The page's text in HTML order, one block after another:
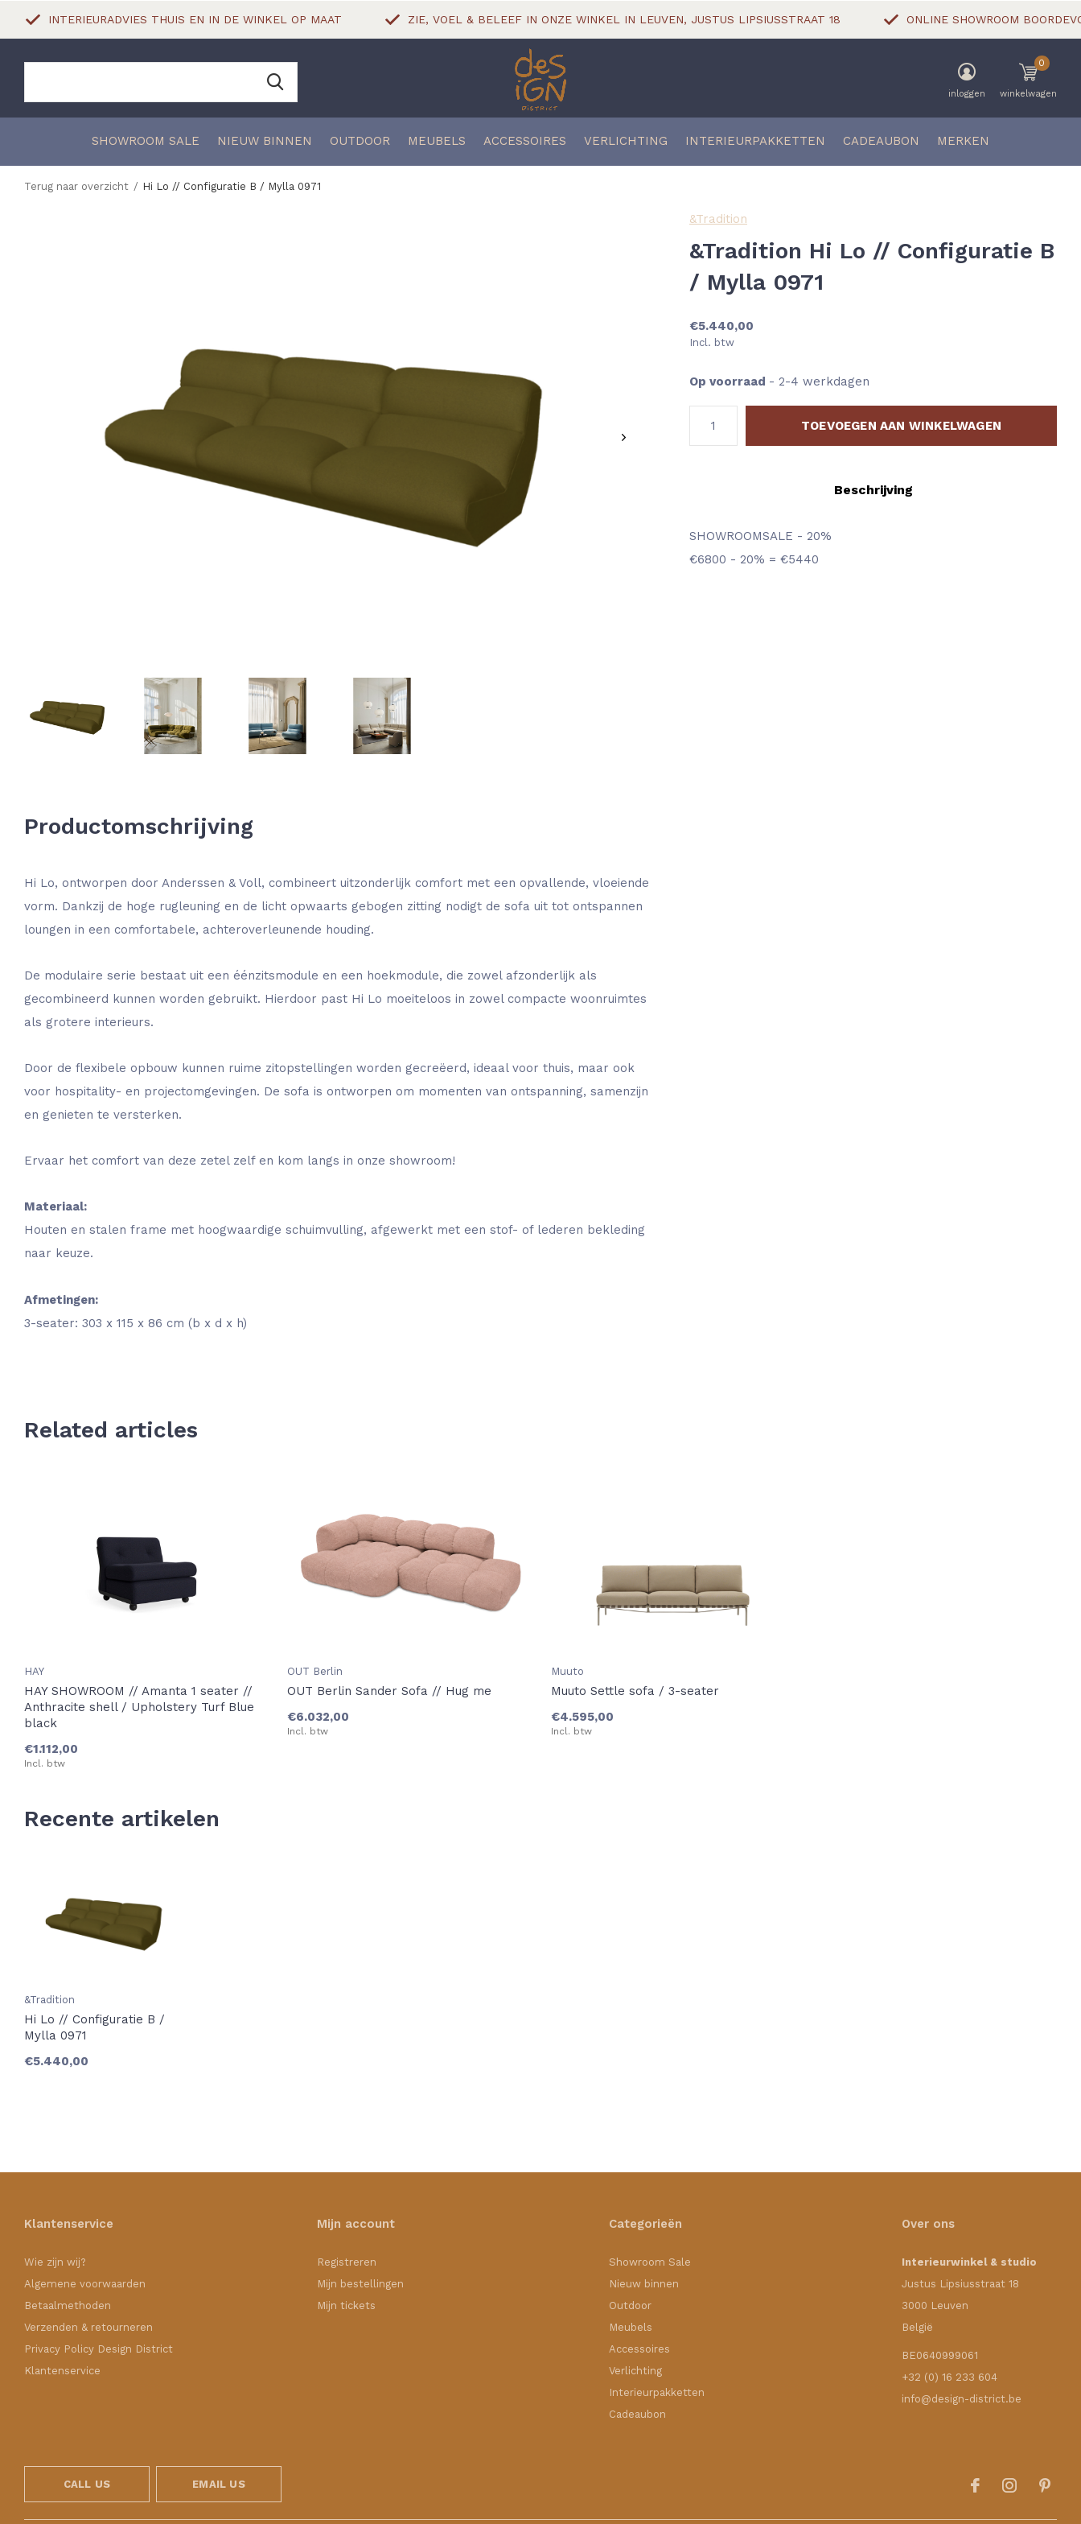
SHOWROOM SALE NIEUW BINNEN OUTDOOR MEUBELS ACCESSOIRES VERLICHTING INTERIEURPAKKETTEN CADEAUBON MERKEN
inloggen winkelwagen
0
INTERIEURADVIES THUIS EN IN DE WINKEL OP MAAT ZIE, VOEL & BELEEF IN ONZE WINKEL IN LEUVEN, JUSTUS LIPSIUSSTRAAT 18 ONLINE SHOWROOM
Terug naar overzicht Hi Lo // Configuratie B / Mylla 0971
&Tradition
&Tradition Hi Lo // Configuratie B
/ Mylla 0971
€5.440,00
Incl. btw
Op voorraad - 2-4 werkdagen
TOEVOEGEN AAN WINKELWAGEN
Beschrijving
SHOWROOMSALE - 20%
€6800 - 20% = €5440
Productomschrijving
Hi Lo, ontworpen door Anderssen & Voll, combineert uitzonderlijk comfort met een opvallende, vloeiende
vorm. Dankzij de hoge rugleuning en de licht opwaarts gebogen zitting nodigt de sofa uit tot ontspannen
loungen in een comfortabele, achteroverleunende houding.
De modulaire serie bestaat uit een éénzitsmodule en een hoekmodule, die zowel afzonderlijk als
gecombineerd kunnen worden gebruikt. Hierdoor past Hi Lo moeiteloos in zowel compacte woonruimtes
als grotere interieurs.
Door de flexibele opbouw kunnen ruime zitopstellingen worden gecreëerd, ideaal voor thuis, maar ook
voor hospitality- en projectomgevingen. De sofa is ontworpen om momenten van ontspanning, samenzijn
en genieten te versterken.
Ervaar het comfort van deze zetel zelf en kom langs in onze showroom!
Materiaal:
Houten en stalen frame met hoogwaardige schuimvulling, afgewerkt met een stof- of lederen bekleding
naar keuze.
Afmetingen:
3-seater: 303 x 115 x 86 cm (b x d x h)
Related articles
HAY
HAY SHOWROOM // Amanta 1 seater //
Anthracite shell / Upholstery Turf Blue
black
€1.112,00
Incl. btw
OUT Berlin
OUT Berlin Sander Sofa // Hug me
€6.032,00
Incl. btw
Muuto
Muuto Settle sofa / 3-seater
€4.595,00
Incl. btw
Recente artikelen
&Tradition
Hi Lo // Configuratie B /
Mylla 0971
€5.440,00
Klantenservice
Wie zijn wij?
Algemene voorwaarden
Betaalmethoden
Verzenden & retourneren
Privacy Policy Design District
Klantenservice
Mijn account
Registreren
Mijn bestellingen
Mijn tickets
Categorieën
Showroom Sale
Nieuw binnen
Outdoor
Meubels
Accessoires
Verlichting
Interieurpakketten
Cadeaubon
Over ons
Interieurwinkel & studio
Justus Lipsiusstraat 18
3000 Leuven
België
BE0640999061
+32 (0) 16 233 604
info@design-district.be
CALL US EMAIL US